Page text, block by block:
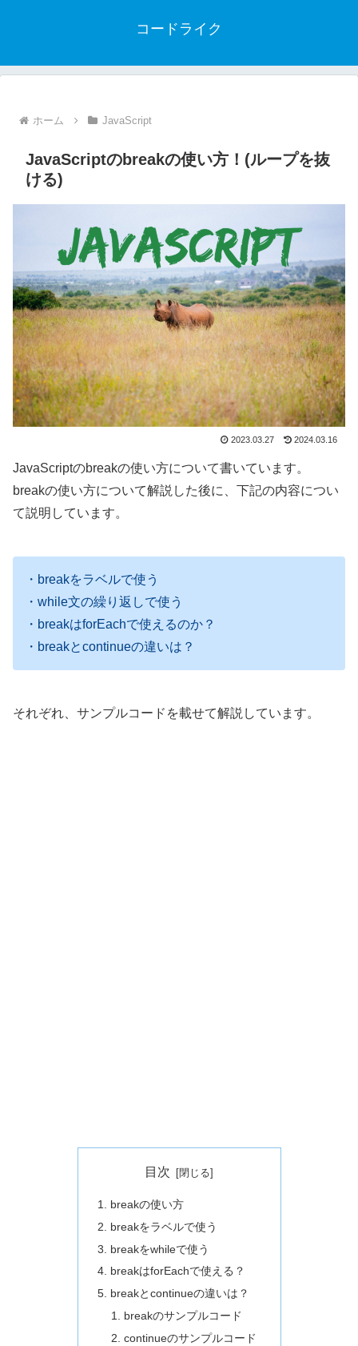
コードライク
ホーム JavaScript
JavaScriptのbreakの使い方！(ループを抜
ける)
2023.03.27 2024.03.16
JavaScriptのbreakの使い方について書いています。
breakの使い方について解説した後に、下記の内容につい
て説明しています。
・breakをラベルで使う
・while文の繰り返しで使う
・breakはforEachで使えるのか？
・breakとcontinueの違いは？
それぞれ、サンプルコードを載せて解説しています。
目次
breakの使い方
breakをラベルで使う
breakをwhileで使う
breakはforEachで使える？
breakとcontinueの違いは？
breakのサンプルコード
continueのサンプルコード